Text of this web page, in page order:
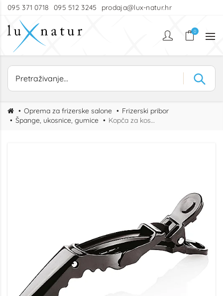
095 371 0718 095 512 3245 prodaja@lux-natur.hr
0
Oprema za frizerske salone
Frizerski pribor
Špange, ukosnice, gumice
Kopča za kosu Crocrodile